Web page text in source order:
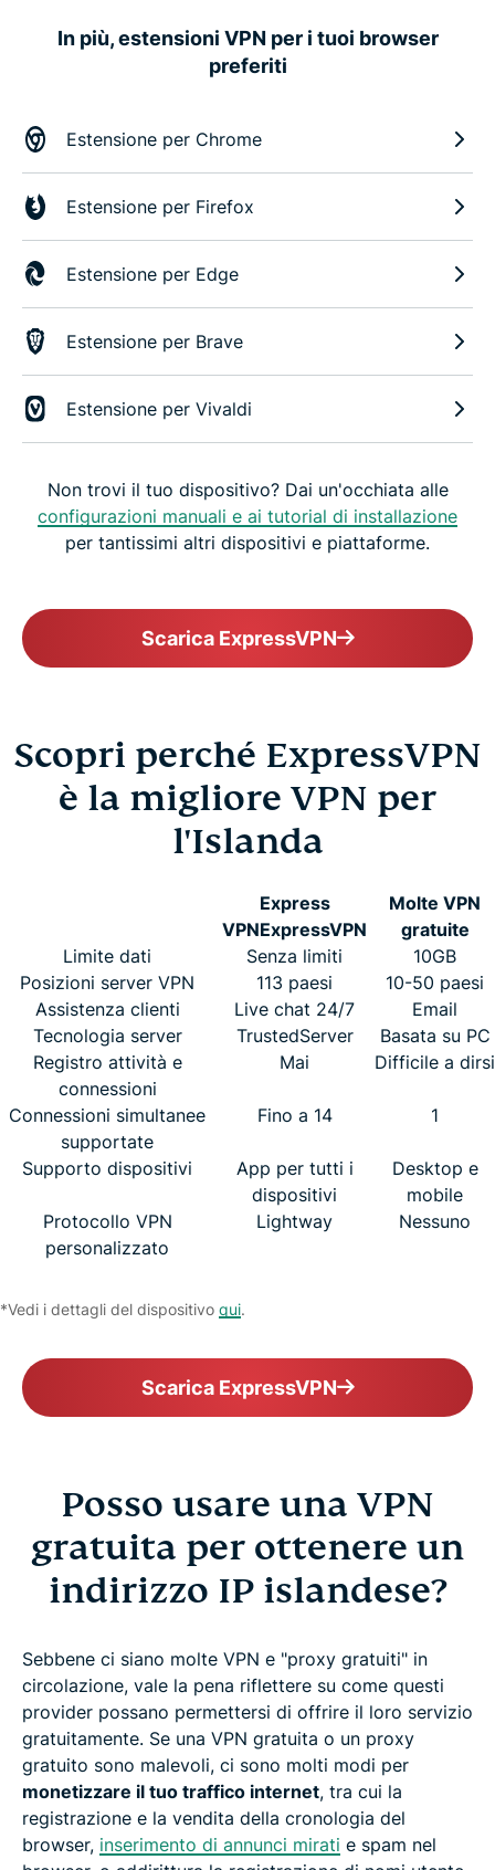
In più, estensioni VPN per i tuoi browser
preferiti
Estensione per Chrome
Estensione per Firefox
Estensione per Edge
Estensione per Brave
Estensione per Vivaldi
Non trovi il tuo dispositivo? Dai un'occhiata alle
configurazioni manuali e ai tutorial di installazione
per tantissimi altri dispositivi e piattaforme.
Scarica ExpressVPN
Scopri perché ExpressVPN
è la migliore VPN per
l'Islanda
Express
VPNExpressVPN
Molte VPN
gratuite
Limite dati
Senza limiti
10GB
Posizioni server VPN
113 paesi
10-50 paesi
Assistenza clienti
Live chat 24/7
Email
Tecnologia server
TrustedServer
Basata su PC
Registro attività e
connessioni
Mai Difficile a dirsi
Connessioni simultanee
supportate
Fino a 14 1
Supporto dispositivi
App per tutti i
dispositivi
Desktop e
mobile
Protocollo VPN
personalizzato
Lightway Nessuno
*Vedi i dettagli del dispositivo qui.
Scarica ExpressVPN
Posso usare una VPN
gratuita per ottenere un
indirizzo IP islandese?
Sebbene ci siano molte VPN e "proxy gratuiti" in
circolazione, vale la pena riflettere su come questi
provider possano permettersi di offrire il loro servizio
gratuitamente. Se una VPN gratuita o un proxy
gratuito sono malevoli, ci sono molti modi per
monetizzare il tuo traffico internet, tra cui la
registrazione e la vendita della cronologia del
browser, inserimento di annunci mirati e spam nel